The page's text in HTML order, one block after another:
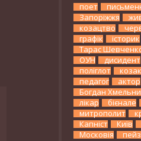
поет
Запоріжжя
козацтво
графік
історик
Тарас
ОУН
дисидент
поліглот
педагог
актор
Богдан
лікар
бієнале
митрополит
Капніст
Київ
Московія